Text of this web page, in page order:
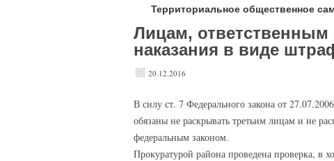
Территориальное общественное
Лицам, ответственным
наказания в виде
20.12.2016
В силу ст. 7 Федерального закона от
обязаны не раскрывать третьим лицам и не
федеральным законом.
Прокуратурой района проведена проверка, в